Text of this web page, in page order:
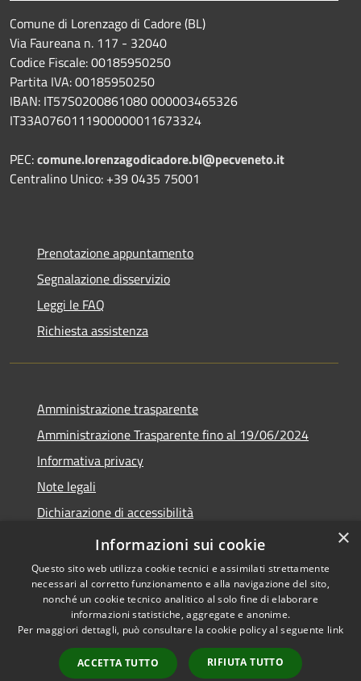
Comune di Lorenzago di Cadore (BL)
Via Faureana n. 117 - 32040
Codice Fiscale: 00185950250
Partita IVA: 00185950250
IBAN: IT57S0200861080 000003465326
IT33A0760111900000011673324
PEC:comune.lorenzagodicadore.bl@pecveneto.it
Centralino Unico: +39 0435 75001
Prenotazione appuntamento
Segnalazione disservizio
Leggi le FAQ
Richiesta assistenza
Amministrazione trasparente
Amministrazione Trasparente fino al 19/06/2024
Informativa privacy
Note legali
Dichiarazione di accessibilità
Meccanismo di feedback
Accessibilità
Copyright © 2026 • Comune di
Lorenzago di Cadore • Powered
byMunicipium
Accesso
×
Informazioni sui cookie
Questo sito web utilizza cookie tecnici e assimilati strettamente
necessari al corretto funzionamento e alla navigazione del sito,
nonché un cookie tecnico analitico al solo fine di elaborare
informazioni statistiche, aggregate e anonime.
Per maggiori dettagli, può consultare la cookie policy al seguente link
ACCETTA TUTTO RIFIUTA TUTTO